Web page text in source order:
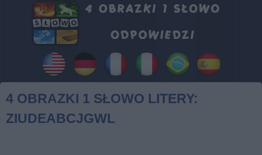
4 OBRAZKI 1 SŁOWO LITERY:
ZIUDEABCJGWL